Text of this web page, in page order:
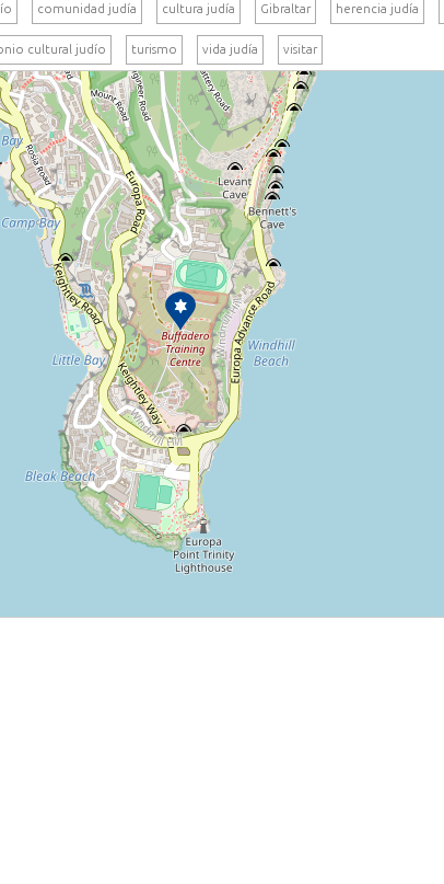
comunidad judía cultura judía Gibraltar herencia judía
cultural judío turismo vida judía visitar